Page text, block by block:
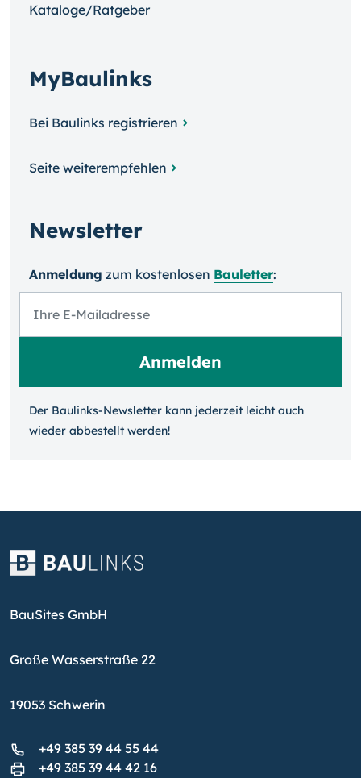
Kataloge/Ratgeber
MyBaulinks
Bei Baulinks registrieren
Seite weiterempfehlen
Newsletter
Anmeldung zum kosten­losen Bauletter:
Der Baulinks-Newsletter kann jeder­zeit leicht auch
wieder ab­bestellt werden!
BauSites GmbH
Große Wasserstraße 22
19053 Schwerin
+49 385 39 44 55 44
+49 385 39 44 42 16